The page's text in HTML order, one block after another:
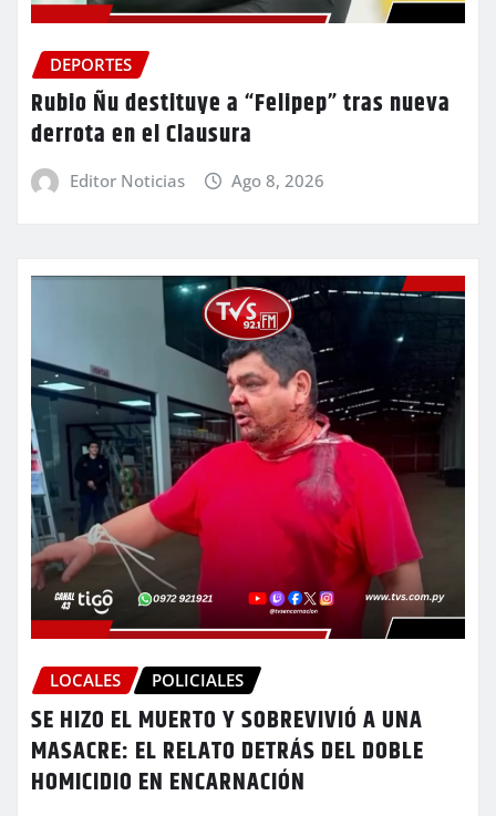
DEPORTES
Rubio Ñu destituye a “Felipep” tras nueva
derrota en el Clausura
Editor Noticias Ago 8, 2026
LOCALES POLICIALES
SE HIZO EL MUERTO Y SOBREVIVIÓ A UNA
MASACRE: EL RELATO DETRÁS DEL DOBLE
HOMICIDIO EN ENCARNACIÓN